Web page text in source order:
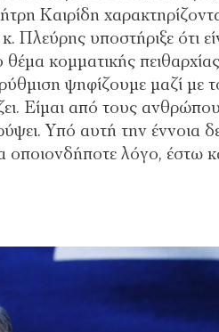
Καιρίδη
Πλεύρης υποστήριξε ότι
κομματικής
ψηφίζουμε μαζί με
Είμαι από τους
Υπό αυτή την έννοια
οποιονδήποτε λόγο, έστω